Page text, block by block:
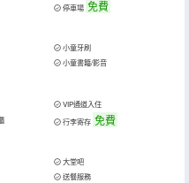
停車場 免費
小童牙刷
小童書籍/影音
VIP通道入住
行李寄存 免費
大堂吧
送餐服務